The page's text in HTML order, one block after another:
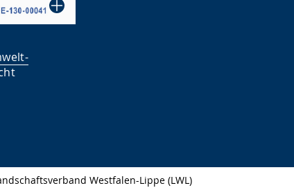
Westfalen-Lippe (LWL)